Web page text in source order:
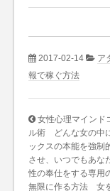
2017-02-14
ア
報で稼ぐ方法
女性心理マインド
ル術 どんな女の中
ックスの本能を強制
させ、いつでもあな
性の奉仕をする専用
無限に作る方法 女